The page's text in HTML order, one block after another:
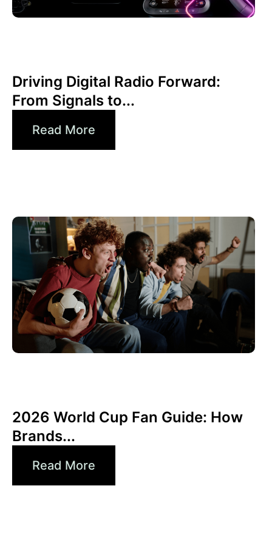
Driving Digital Radio Forward:
From Signals to...
Read More
2026 World Cup Fan Guide: How
Brands...
Read More